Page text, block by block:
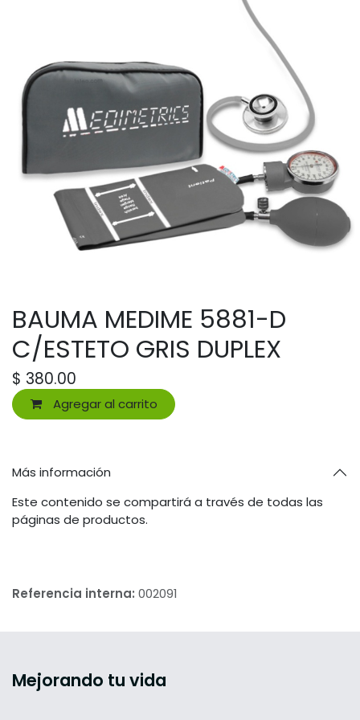
BAUMA MEDIME 5881-D
C/ESTETO GRIS DUPLEX
$ 380.00
Agregar al carrito
Más información
Este contenido se compartirá a través de todas las
páginas de productos.
Referencia interna: 002091
Mejorando tu vida